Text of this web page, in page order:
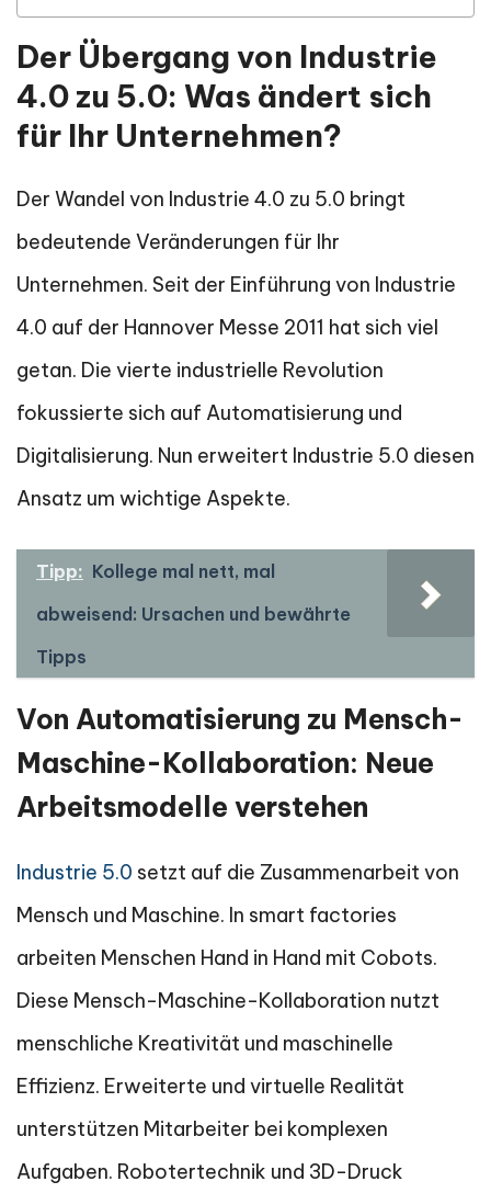
Der Übergang von Industrie
4.0 zu 5.0: Was ändert sich
für Ihr Unternehmen?
Der Wandel von Industrie 4.0 zu 5.0 bringt
bedeutende Veränderungen für Ihr
Unternehmen. Seit der Einführung von Industrie
4.0 auf der Hannover Messe 2011 hat sich viel
getan. Die vierte industrielle Revolution
fokussierte sich auf Automatisierung und
Digitalisierung. Nun erweitert Industrie 5.0 diesen
Ansatz um wichtige Aspekte.
Tipp: Kollege mal nett, mal
abweisend: Ursachen und bewährte
Tipps
Von Automatisierung zu Mensch-
Maschine-Kollaboration: Neue
Arbeitsmodelle verstehen
Industrie 5.0 setzt auf die Zusammenarbeit von
Mensch und Maschine. In smart factories
arbeiten Menschen Hand in Hand mit Cobots.
Diese Mensch-Maschine-Kollaboration nutzt
menschliche Kreativität und maschinelle
Effizienz. Erweiterte und virtuelle Realität
unterstützen Mitarbeiter bei komplexen
Aufgaben. Robotertechnik und 3D-Druck